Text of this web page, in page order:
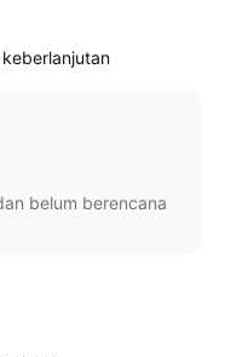
belum berencana